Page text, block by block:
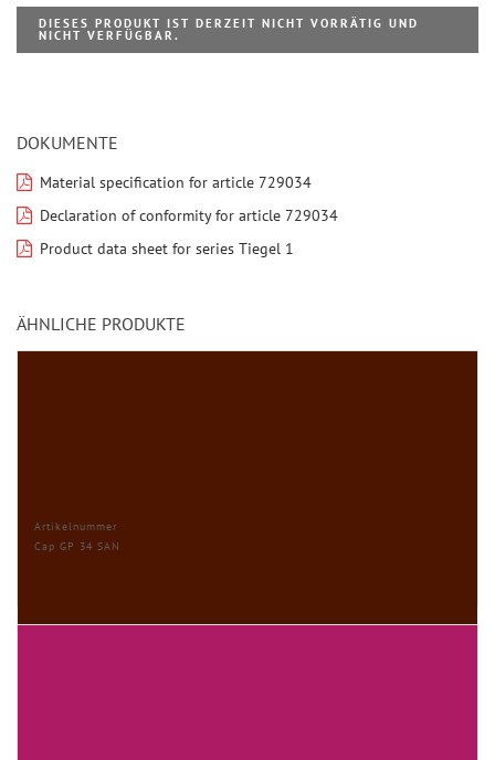
DIESES PRODUKT IST DERZEIT NICHT VORRÄTIG UND
NICHT VERFÜGBAR.
DOKUMENTE
Material specification for article 729034
Declaration of conformity for article 729034
Product data sheet for series Tiegel 1
ÄHNLICHE PRODUKTE
Artikelnummer
Cap GP 34 SAN